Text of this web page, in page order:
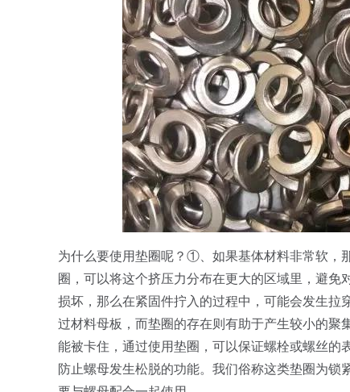
为什么要使用垫圈呢？①、如果基体材料非常软，
圈，可以将这个挤压力分布在更大的区域里，避
损坏，那么在紧固件拧入的过程中，可能会发生拉
过材料母板，而垫圈的存在则有助于产生较小的
能被卡住，通过使用垫圈，可以保证螺栓或螺丝
防止螺母发生松脱的功能。我们俗称这类垫圈为